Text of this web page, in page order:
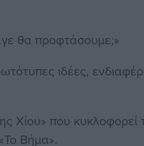
θα προφτάσουμε;»
ιδέες,
Χίου» που
Βήμα».